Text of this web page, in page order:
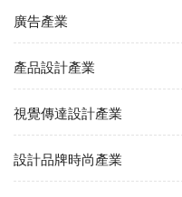
廣告產業
產品設計產業
視覺傳達設計產業
設計品牌時尚產業